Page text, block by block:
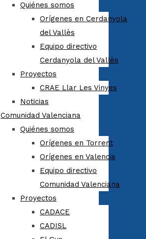
Quiénes somos
Orígenes en Cerdanyola
del Vallès
Equipo directivo
Cerdanyola del Vallès
Proyectos
CRAE Llar Les Vinyes
Noticias
Comunidad Valenciana
Quiénes somos
Orígenes en Torrent
Orígenes en Valencia
Equipo directivo
Comunidad Valenciana
Proyectos
CADACE
CADISL